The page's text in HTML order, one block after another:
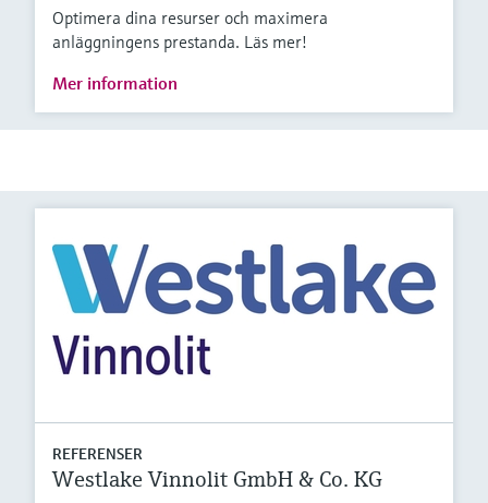
Optimera dina resurser och maximera
anläggningens prestanda. Läs mer!
Mer information
REFERENSER
Westlake Vinnolit GmbH & Co. KG